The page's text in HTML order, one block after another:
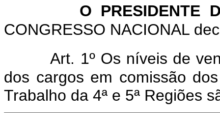
O PRESIDENTE
CONGRESSO NACIONAL
Art. 1º Os níveis de
dos cargos em comissão
Trabalho da 4ª e 5ª Regiões